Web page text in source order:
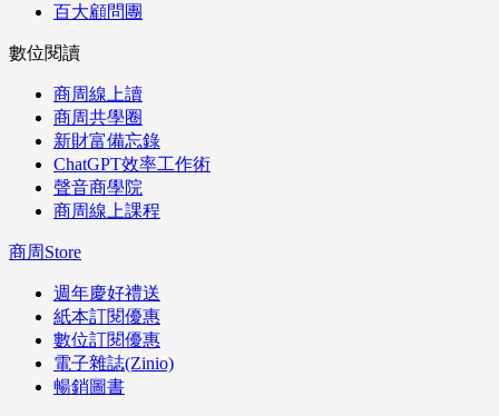
百大顧問團
數位閱讀
商周線上讀
商周共學圈
新財富備忘錄
ChatGPT效率工作術
聲音商學院
商周線上課程
商周Store
週年慶好禮送
紙本訂閱優惠
數位訂閱優惠
電子雜誌(Zinio)
暢銷圖書